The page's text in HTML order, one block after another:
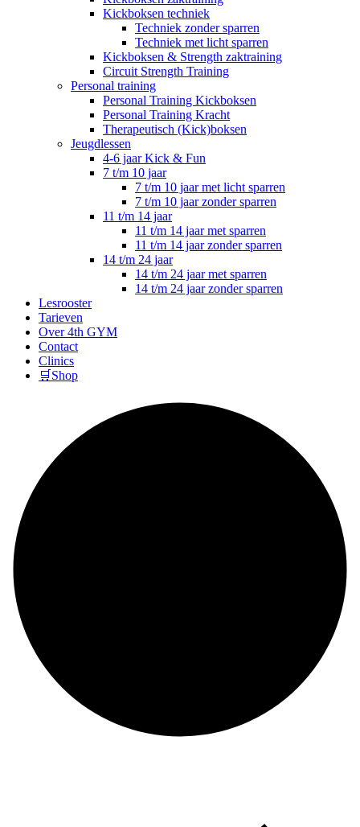
Kickboksen techniek
Techniek zonder sparren
Techniek met licht sparren
Kickboksen & Strength zaktraining
Circuit Strength Training
Personal training
Personal Training Kickboksen
Personal Training Kracht
Therapeutisch (Kick)boksen
Jeugdlessen
4-6 jaar Kick & Fun
7 t/m 10 jaar
7 t/m 10 jaar met licht sparren
7 t/m 10 jaar zonder sparren
11 t/m 14 jaar
11 t/m 14 jaar met sparren
11 t/m 14 jaar zonder sparren
14 t/m 24 jaar
14 t/m 24 jaar met sparren
14 t/m 24 jaar zonder sparren
Lesrooster
Tarieven
Over 4th GYM
Contact
Clinics
🛒Shop